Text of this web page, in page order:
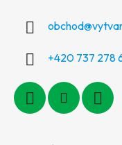
obchod@
+420 737 278